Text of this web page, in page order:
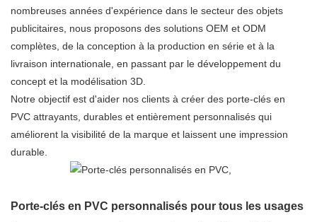
nombreuses années d'expérience dans le secteur des objets
publicitaires, nous proposons des solutions OEM et ODM
complètes, de la conception à la production en série et à la
livraison internationale, en passant par le développement du
concept et la modélisation 3D.
Notre objectif est d'aider nos clients à créer des porte-clés en
PVC attrayants, durables et entièrement personnalisés qui
améliorent la visibilité de la marque et laissent une impression
durable.
Porte-clés en PVC personnalisés pour tous les usages